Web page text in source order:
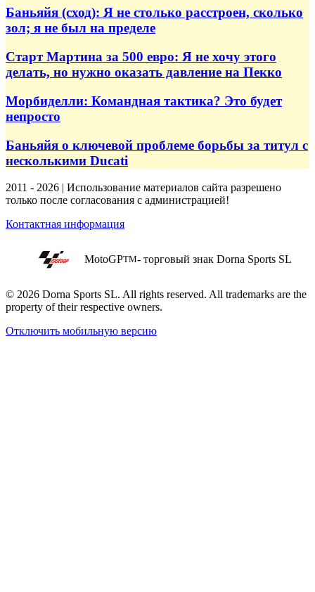
Баньяйя (сход): Я не столько расстроен, сколько
зол; я не был на пределе
Старт Мартина за 500 евро: Я не хочу этого
делать, но нужно оказать давление на Пекко
Морбиделли: Командная тактика? Это будет
непросто
Баньяйя о ключевой проблеме борьбы за титул с
несколькими Ducati
2011 - 2026 | Использование материалов сайта разрешено
только после согласования с администрацией!
Контактная информация
MotoGPTM- торговый знак Dorna Sports SL
© 2026 Dorna Sports SL. All rights reserved. All trademarks are the
property of their respective owners.
Отключить мобильную версию